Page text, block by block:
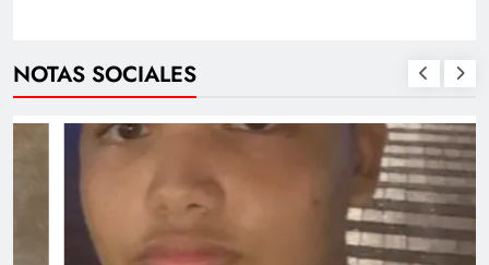
NOTAS SOCIALES